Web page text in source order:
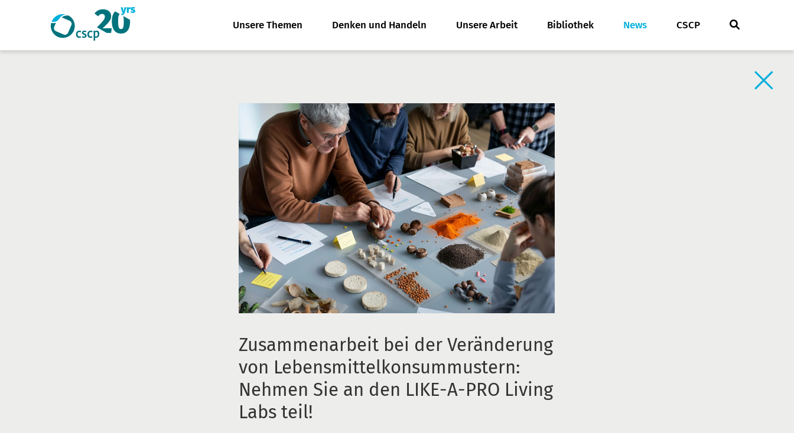
Unsere Themen Denken und Handeln Unsere Arbeit Bibliothek News CSCP
Zurück
Zusammenarbeit bei der Veränderung
von Lebensmittelkonsummustern:
Nehmen Sie an den LIKE-A-PRO Living
Labs teil!